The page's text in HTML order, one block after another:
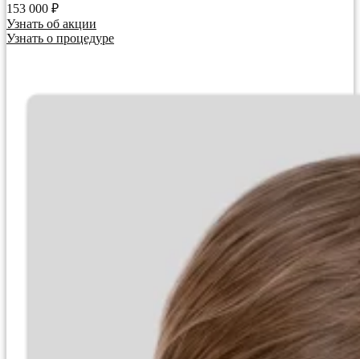
153 000 ₽
Узнать об акции
Узнать о процедуре